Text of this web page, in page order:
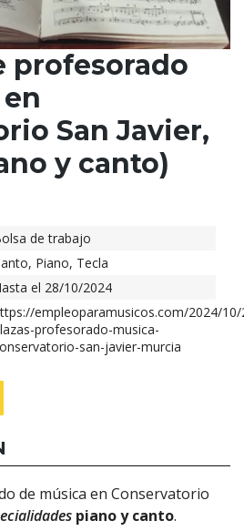
profesorado
San Javier,
y canto)
de trabajo
, Piano, Tecla
el 28/10/2024
empleoparamusicos.com/2024/10/
profesorado-musica-
san-javier-murcia
de música en Conservatorio
piano y canto.